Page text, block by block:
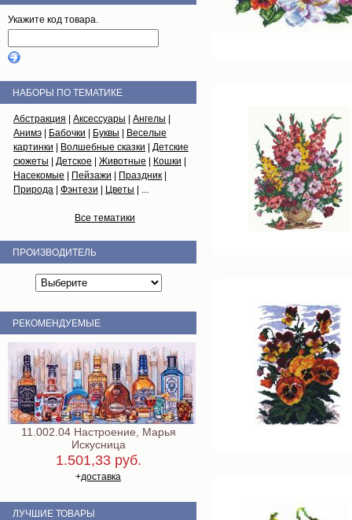
Укажите код товара.
НАБОРЫ ПО ТЕМАТИКЕ
Абстракция Аксессуары Ангелы
Анимэ
Бабочки Буквы
Веселые
картинки
Волшебные сказки
Детские
сюжеты
Детское Животные Кошки
Насекомые
Пейзажи Праздник
Природа
Фэнтези Цветы | ...
Все тематики
ПРОИЗВОДИТЕЛЬ
РЕКОМЕНДУЕМЫЕ
11.002.04 Настроение, Марья
Искусница
1.501,33 руб.
+доставка
ЛУЧШИЕ ТОВАРЫ